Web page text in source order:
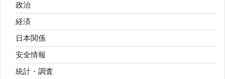
政治
経済
日本関係
安全情報
統計・調査